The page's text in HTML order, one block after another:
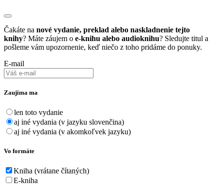
Čakáte na nové vydanie, preklad alebo naskladnenie tejto
knihy? Máte záujem o e-knihu alebo audioknihu? Sledujte titul a
pošleme vám upozornenie, keď niečo z toho pridáme do ponuky.
E-mail
Zaujíma ma
len toto vydanie
aj iné vydania (v jazyku slovenčina)
aj iné vydania (v akomkoľvek jazyku)
Vo formáte
Kniha (vrátane čítaných)
E-kniha